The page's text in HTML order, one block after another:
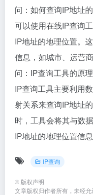
问：如何查询IP地址
可以使用在线IP查询
IP地址的地理位置。
信息，如城市、运营商
问：IP查询工具的原
IP查询工具主要利用
射关系来查询IP地址
时，工具会将其与数
IP地址的地理位置信息
IP查询
© 版权声明
文章版权归作者所有，未经允